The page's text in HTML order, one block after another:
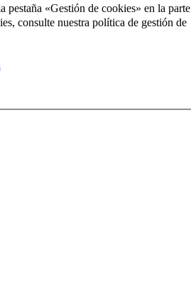
pestaña «Gestión de cookies» en la parte
consulte nuestra política de gestión de